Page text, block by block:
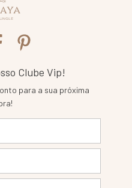
Clube Vip!
para a sua próxima